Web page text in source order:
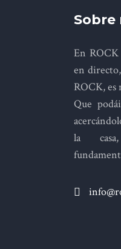
Sobre
En
en
ROCK, es
Que
la